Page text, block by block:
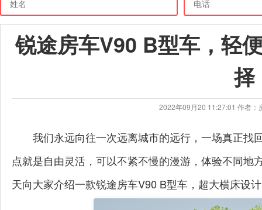
锐途房车V90 B型车，轻
择
2022年09月20 11:27:01 作者：
我们永远向往一次远离城市的远行，一场真正找
点就是自由灵活，可以不紧不慢的漫游，体验不同
天向大家介绍一款锐途房车V90 B型车，超大横床设